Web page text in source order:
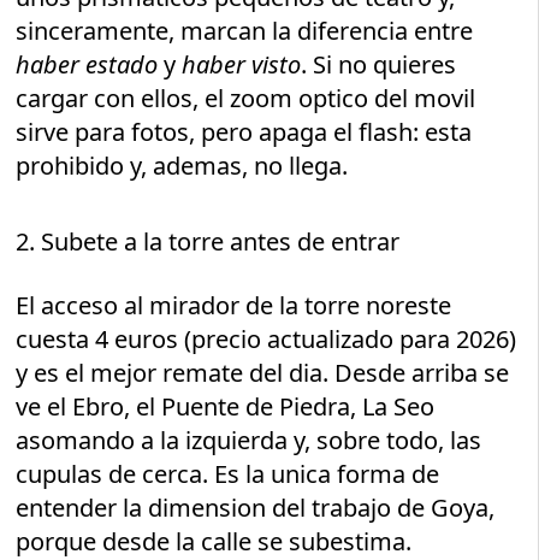
sinceramente, marcan la diferencia entre
haber estadoyhaber visto. Si no quieres
cargar con ellos, el zoom optico del movil
sirve para fotos, pero apaga el flash: esta
prohibido y, ademas, no llega.
2. Subete a la torre antes de entrar
El acceso al mirador de la torre noreste
cuesta 4 euros (precio actualizado para 2026)
y es el mejor remate del dia. Desde arriba se
ve el Ebro, el Puente de Piedra, La Seo
asomando a la izquierda y, sobre todo, las
cupulas de cerca. Es la unica forma de
entender la dimension del trabajo de Goya,
porque desde la calle se subestima.